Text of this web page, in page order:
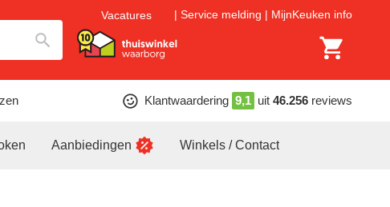
Vacatures Service melding MijnKeuken info
Klantwaardering 9,1 uit 46.256 reviews
Aanbiedingen Winkels / Contact